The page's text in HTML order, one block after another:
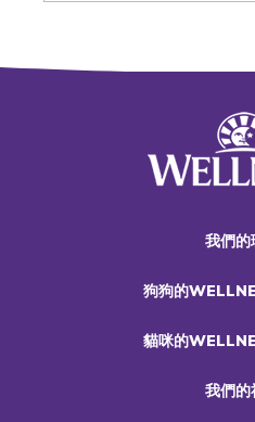
我們的
狗狗的
貓咪的
我們的